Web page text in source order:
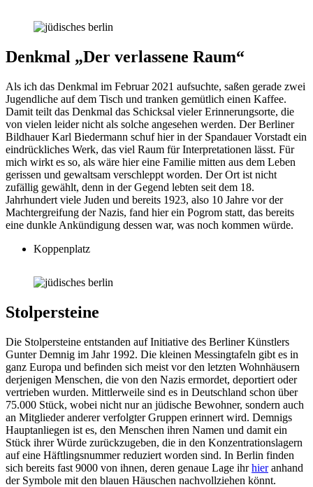
Denkmal „Der verlassene Raum“
Als ich das Denkmal im Februar 2021 aufsuchte, saßen gerade zwei
Jugendliche auf dem Tisch und tranken gemütlich einen Kaffee.
Damit teilt das Denkmal das Schicksal vieler Erinnerungsorte, die
von vielen leider nicht als solche angesehen werden. Der Berliner
Bildhauer Karl Biedermann schuf hier in der Spandauer Vorstadt ein
eindrückliches Werk, das viel Raum für Interpretationen lässt. Für
mich wirkt es so, als wäre hier eine Familie mitten aus dem Leben
gerissen und gewaltsam verschleppt worden. Der Ort ist nicht
zufällig gewählt, denn in der Gegend lebten seit dem 18.
Jahrhundert viele Juden und bereits 1923, also 10 Jahre vor der
Machtergreifung der Nazis, fand hier ein Pogrom statt, das bereits
eine dunkle Ankündigung dessen war, was noch kommen würde.
Koppenplatz
Stolpersteine
Die Stolpersteine entstanden auf Initiative des Berliner Künstlers
Gunter Demnig im Jahr 1992. Die kleinen Messingtafeln gibt es in
ganz Europa und befinden sich meist vor den letzten Wohnhäusern
derjenigen Menschen, die von den Nazis ermordet, deportiert oder
vertrieben wurden. Mittlerweile sind es in Deutschland schon über
75.000 Stück, wobei nicht nur an jüdische Bewohner, sondern auch
an Mitglieder anderer verfolgter Gruppen erinnert wird. Demnigs
Hauptanliegen ist es, den Menschen ihren Namen und damit ein
Stück ihrer Würde zurückzugeben, die in den Konzentrationslagern
auf eine Häftlingsnummer reduziert worden sind. In Berlin finden
sich bereits fast 9000 von ihnen, deren genaue Lage ihrhieranhand
der Symbole mit den blauen Häuschen nachvollziehen könnt.